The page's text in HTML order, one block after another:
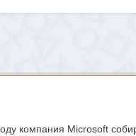
компания Microsoft